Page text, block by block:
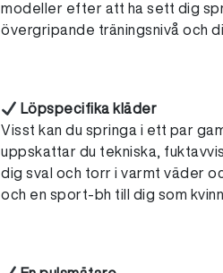
modeller efter att ha sett dig
övergripande träningsnivå och
Löpspecifika kläder
Visst kan du springa i ett par
uppskattar du tekniska,
dig sval och torr i varmt väder
och en sport-bh till dig som